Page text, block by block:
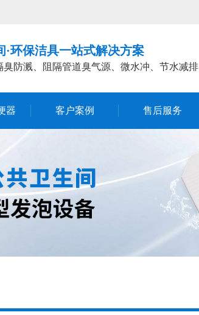
·环保洁具一站式解决方案
臭防溅、阻隔管道臭气源、微水冲、节水减排
器 客户案例 售后服务